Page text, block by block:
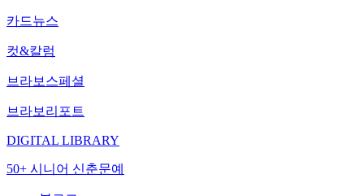
카드뉴스
컷&칼럼
브라보스페셜
브라보리포트
DIGITAL LIBRARY
50+ 시니어 신춘문예